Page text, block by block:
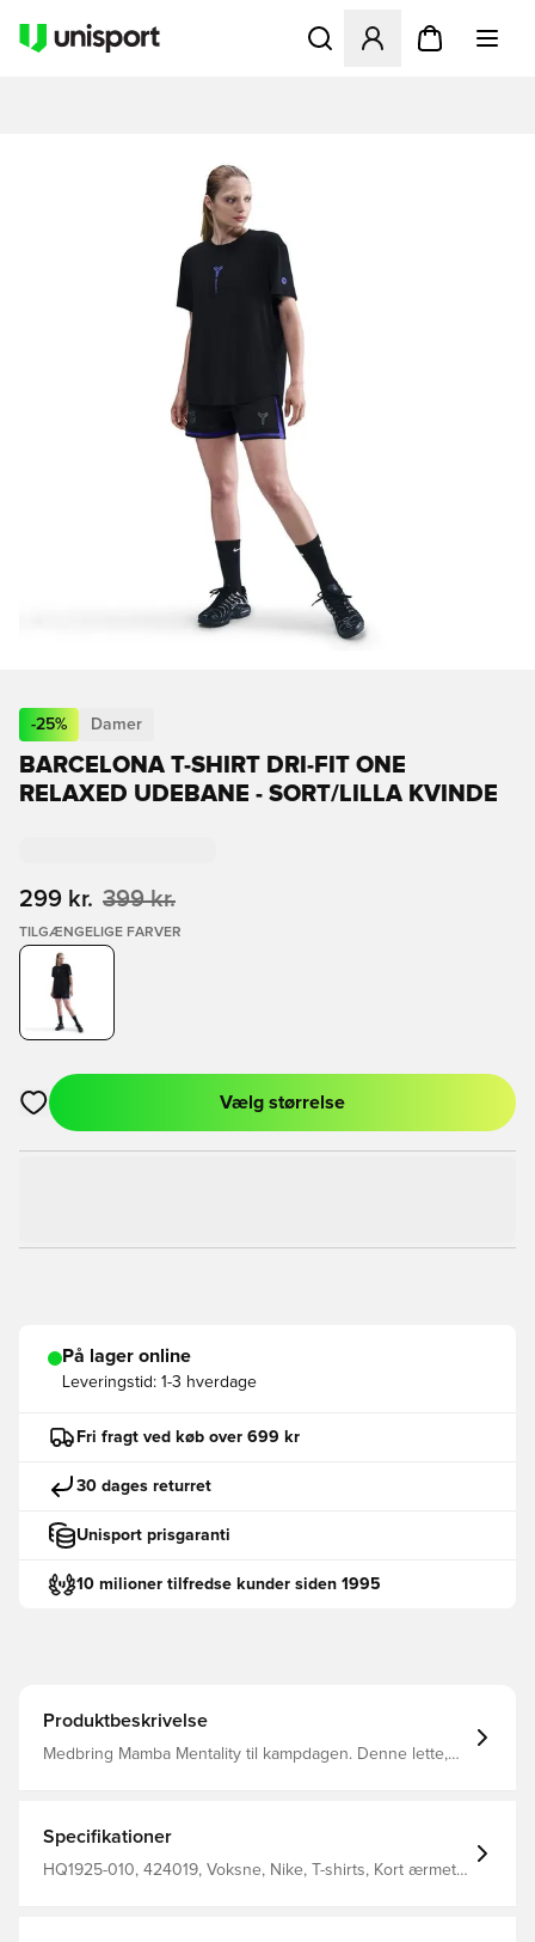
Åbner en Modal til at
-25% Damer
BARCELONA T-SHIRT DRI-FIT ONE
RELAXED UDEBANE - SORT/LILLA KVINDE
299 kr. 399 kr.
TILGÆNGELIGE FARVER
Åbner en Modal til at logge ind eller tilmelde dig som medlem
Vælg størrelse
På lager online
Leveringstid: 1-3 hverdage
Fri fragt ved køb over 699 kr
30 dages returret
Unisport prisgaranti
10 milioner tilfredse kunder siden 1995
Produktbeskrivelse
Medbring Mamba Mentality til kampdagen. Denne lette,
bomuld/ 6% spandex
Specifikationer
HQ1925-010, 424019, Voksne, Nike, T-shirts, Kort ærmet,